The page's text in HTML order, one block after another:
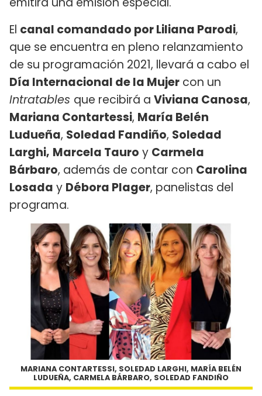
El canal comandado por Liliana Parodi,
que se encuentra en pleno relanzamiento
de su programación 2021, llevará a cabo el
Día Internacional de la Mujer con un
Intratables que recibirá a Viviana Canosa,
Mariana Contartessi, María Belén
Ludueña, Soledad Fandiño, Soledad
Larghi, Marcela Tauro y Carmela
Bárbaro, además de contar con Carolina
Losada y Débora Plager, panelistas del
programa.
MARIANA CONTARTESSI, SOLEDAD LARGHI, MARÍA BELÉN
LUDUEÑA, CARMELA BÁRBARO, SOLEDAD FANDIÑO